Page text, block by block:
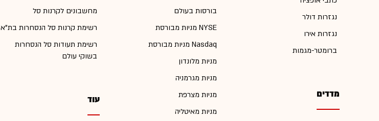
נגזרות דולר
נגזרות אירו
ברומטר-מגמות
מדדים
בורסות בעולם
מניות מבורסת NYSE
מניות מבורסת Nasdaq
מניות מלונדון
מניות מגרמניה
מניות מצרפת
מניות מאיטליה
מחשבונים לקרנות סל
רשימת קרנות סל הנסחרות בת"א
רשימת תעודות סל הנסחרות
בשוקי עולם
עוד